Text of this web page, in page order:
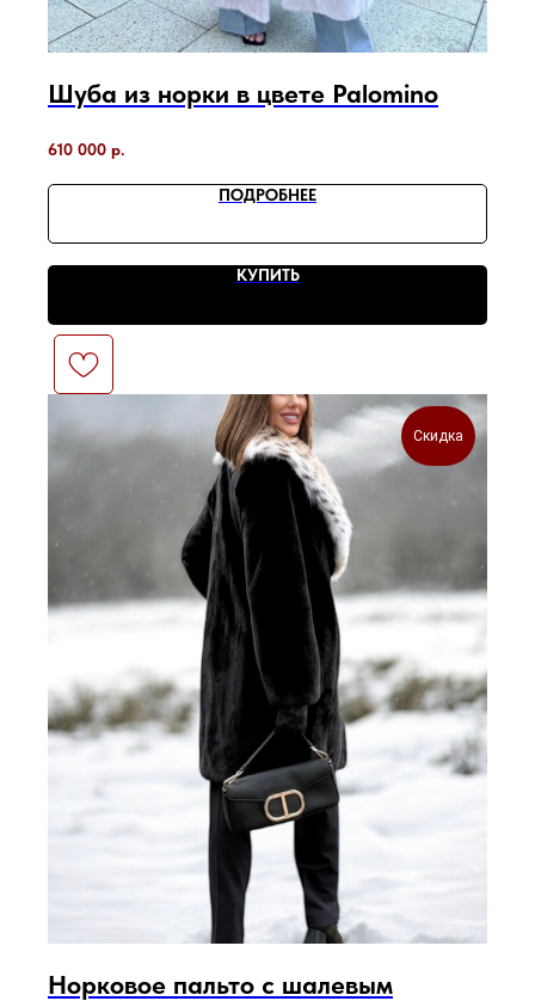
Шуба из норки в цвете Palomino
610 000 р.
ПОДРОБНЕЕ
КУПИТЬ
Скидка
Норковое пальто с шалевым